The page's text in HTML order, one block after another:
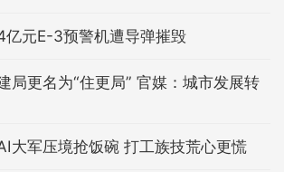
亿元E-3预警机遭导弹摧毁
局更名为“住更局” 官媒：城市发展转
大军压境抢饭碗 打工族技荒心更慌